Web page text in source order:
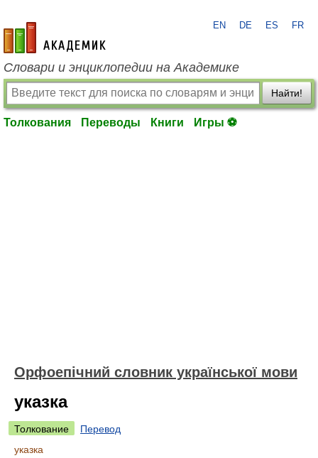
academic.ru
EN DE ES FR
Словари и энциклопедии на Академике
Найти!
Толкования Переводы Книги Игры ⚽
Орфоепічний словник української мови
указка
Толкование
Перевод
указка